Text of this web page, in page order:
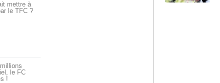
mettre à
le TFC ?
le FC
!